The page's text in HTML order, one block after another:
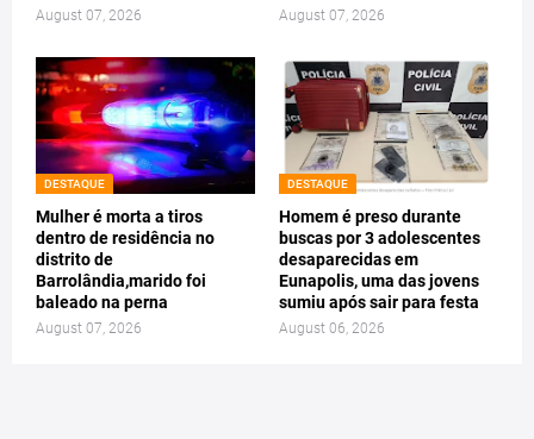
August 07, 2026 August 07, 2026
DESTAQUE
Mulher é morta a tiros
dentro de residência no
distrito de
Barrolândia,marido foi
baleado na perna
August 07, 2026
DESTAQUE
Homem é preso durante
buscas por 3 adolescentes
desaparecidas em
Eunapolis, uma das jovens
sumiu após sair para festa
August 06, 2026